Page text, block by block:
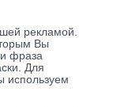
рекламой.
Вы
фраза
Для
используем